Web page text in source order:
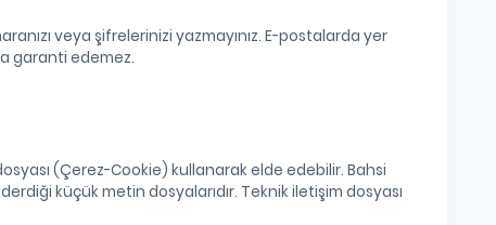
veya şifrelerinizi yazmayınız. E-postalarda yer
garanti edemez.
(Çerez-Cookie) kullanarak elde edebilir. Bahsi
küçük metin dosyalarıdır. Teknik iletişim dosyası